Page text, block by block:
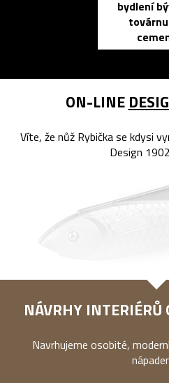
bydlení
ON-LINE
Víte, že nůž Rybička se kdysi
Design
NÁVRHY INTERIÉRŮ
Navrhujeme osobité,